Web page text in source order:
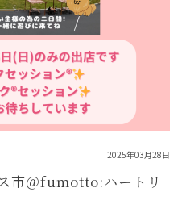
2025年03月28日
市＠fumotto:ハートリ